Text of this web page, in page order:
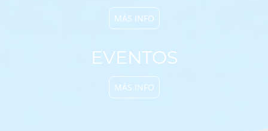
MÁS INFO
EVENTOS
MÁS INFO